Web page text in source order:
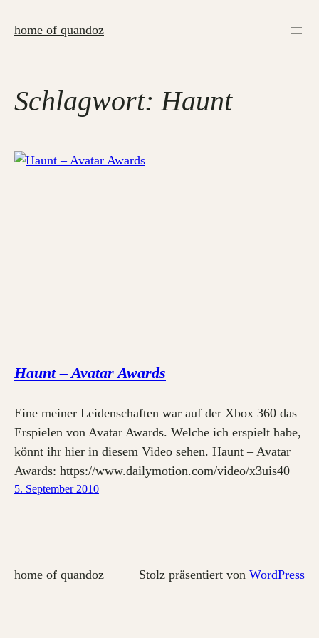
Inhalthome of quandoz
Schlagwort:Haunt
Haunt – Avatar Awards
Eine meiner Leidenschaften war auf der Xbox 360 das
Erspielen von Avatar Awards. Welche ich erspielt habe,
könnt ihr hier in diesem Video sehen. Haunt – Avatar
Awards: https://www.dailymotion.com/video/x3uis40
5. September 2010
home of quandoz Stolz präsentiert von WordPress